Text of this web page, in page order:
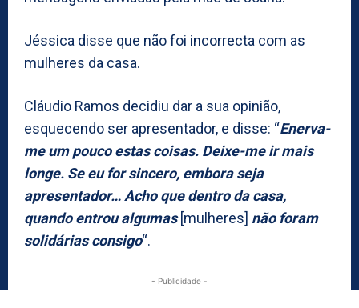
Jéssica disse que não foi incorrecta com as
mulheres da casa.
Cláudio Ramos decidiu dar a sua opinião,
esquecendo ser apresentador, e disse: “Enerva-
me um pouco estas coisas. Deixe-me ir mais
longe. Se eu for sincero, embora seja
apresentador… Acho que dentro da casa,
quando entrou algumas[mulheres] não foram
solidárias consigo“.
- Publicidade -